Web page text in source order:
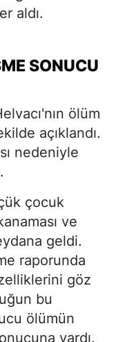
aldı.
SONUCU
ölüm
açıklandı.
nedeniyle
çocuk
ve
geldi.
raporunda
göz
bu
ölümün
vardı.